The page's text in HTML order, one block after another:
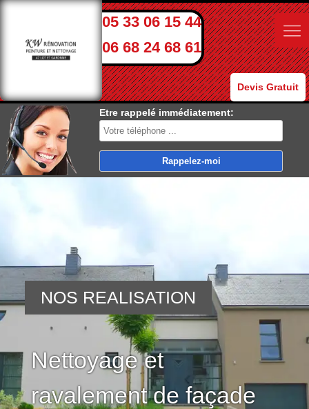
05 33 06 15 44
06 68 24 68 61
Devis Gratuit
Etre rappelé immédiatement:
Nettoyage et
ravalement de façade
NOS REALISATION